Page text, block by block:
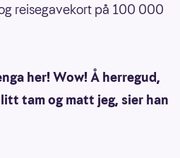
reisegavekort på 100 000
her! Wow! Å herregud,
tam og matt jeg, sier han